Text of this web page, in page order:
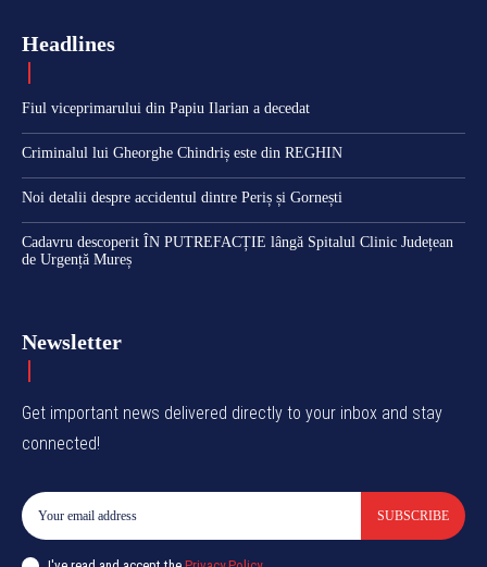
Headlines
Fiul viceprimarului din Papiu Ilarian a decedat
Criminalul lui Gheorghe Chindriș este din REGHIN
Noi detalii despre accidentul dintre Periș și Gornești
Cadavru descoperit ÎN PUTREFACȚIE lângă Spitalul Clinic Județean
de Urgență Mureș
Newsletter
Get important news delivered directly to your inbox and stay
connected!
SUBSCRIBE